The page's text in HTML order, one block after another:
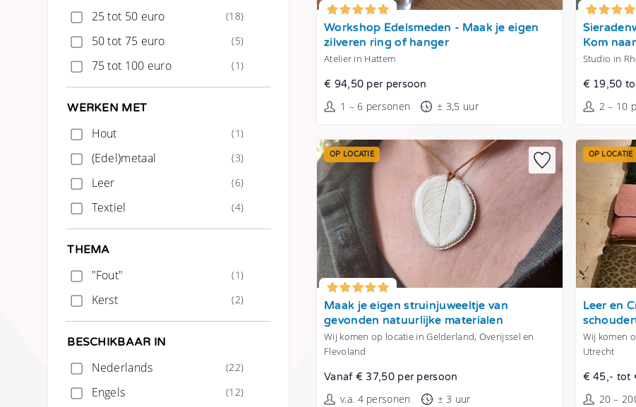
25 tot 50 euro (18)
50 tot 75 euro (5)
75 tot 100 euro (1)
WERKEN MET
Hout (1)
(Edel)metaal (3)
Leer (6)
Textiel (4)
THEMA
"Fout" (1)
Kerst (2)
BESCHIKBAAR IN
Nederlands (22)
Engels (12)
Tonen
Workshop Edelsmeden - Maak je eigen
zilveren ring of hanger
Atelier in Hattem
€ 94,50 per persoon
1 – 6 personen ± 3,5 uur
Tonen
Kom
Studio in
€ 19,50
2 – 10
Tonen
OP LOCATIE
Maak je eigen struinjuweeltje van
gevonden natuurlijke materialen
Wij komen op locatie in Gelderland, Overijssel en
Flevoland
Vanaf € 37,50 per persoon
v.a. 4 personen ± 3 uur
OP LOCATIE
Leer en
Wij komen
Utrecht
€ 45,- tot
20 –